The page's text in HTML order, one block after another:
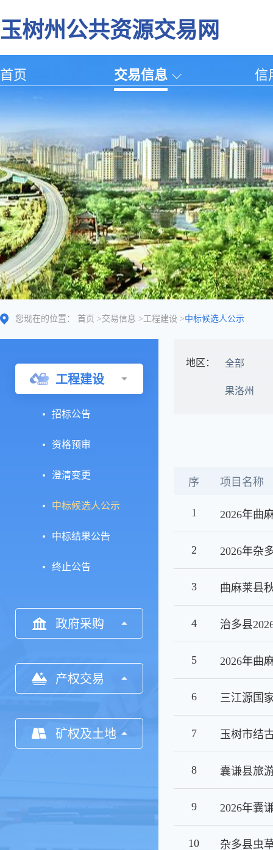
玉树州公共资源交易网
首页 交易信息 信
您现在的位置： 首页 >交易信息 >工程建设 >中标候选人公示
工程建设
招标公告
资格预审
澄清变更
中标候选人公示
中标结果公告
终止公告
政府采购
产权交易
矿权及土地
地区： 全部
果洛州
序 项目名称
1
2
3
4
5
6
7
8
9
10